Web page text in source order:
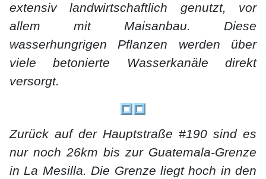
extensiv landwirtschaftlich genutzt, vor
allem mit Maisanbau. Diese
wasserhungrigen Pflanzen werden über
viele betonierte Wasserkanäle direkt
versorgt.
Zurück auf der Hauptstraße #190 sind es
nur noch 26km bis zur Guatemala-Grenze
in La Mesilla. Die Grenze liegt hoch in den